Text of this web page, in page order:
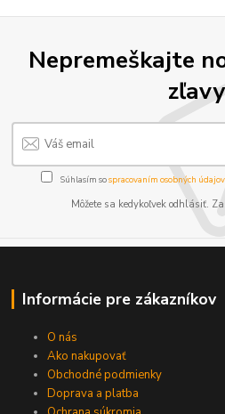
Nepremeškajte
Súhlasím sospracovaním osobných údajov
Môžete sa kedykoľvek odhlásiť.
Informácie pre zákazníkov
O nás
Ako nakupovať
Obchodné podmienky
Doprava a platba